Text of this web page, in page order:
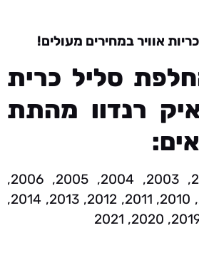
אוויר במחירים מעולים!
סליל כרית
רנדוו מהתת
2000, 2001, 2002, 2003, 2004, 2005, 2006,
2007, 2008, 2009, 2010, 2011, 2012, 2013, 2014,